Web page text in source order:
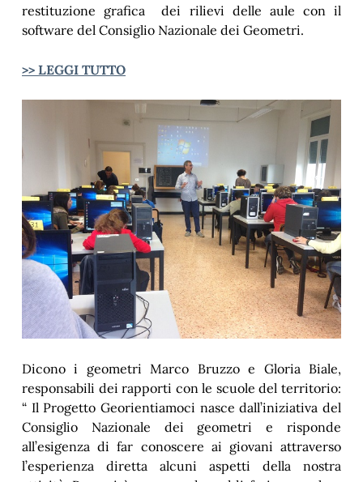
restituzione grafica dei rilievi delle aule con il
software del Consiglio Nazionale dei Geometri.
>> LEGGI TUTTO
Dicono i geometri Marco Bruzzo e Gloria Biale,
responsabili dei rapporti con le scuole del territorio:
“ Il Progetto Georientiamoci nasce dall’iniziativa del
Consiglio Nazionale dei geometri e risponde
all’esigenza di far conoscere ai giovani attraverso
l’esperienza diretta alcuni aspetti della nostra